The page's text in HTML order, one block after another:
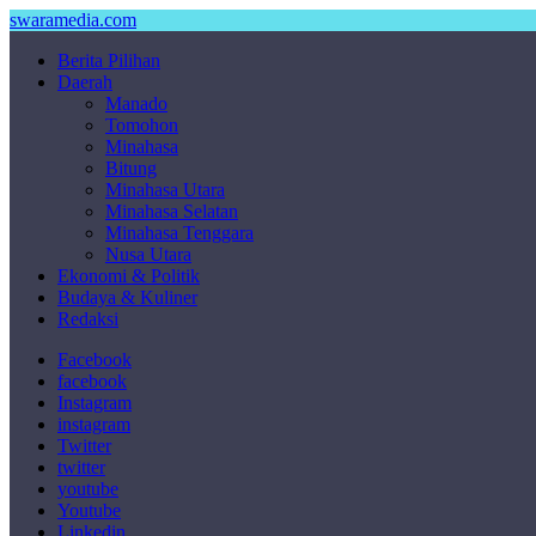
swaramedia.com
Berita Pilihan
Daerah
Manado
Tomohon
Minahasa
Bitung
Minahasa Utara
Minahasa Selatan
Minahasa Tenggara
Nusa Utara
Ekonomi & Politik
Budaya & Kuliner
Redaksi
Facebook
facebook
Instagram
instagram
Twitter
twitter
youtube
Youtube
Linkedin